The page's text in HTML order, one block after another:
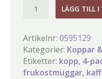
Blossom
muggar
4-
pack
LÄGG TILL I
Artikelnr:0595129
Kategorier: Koppar
Etiketter: kopp, 4-
frukostmuggar,